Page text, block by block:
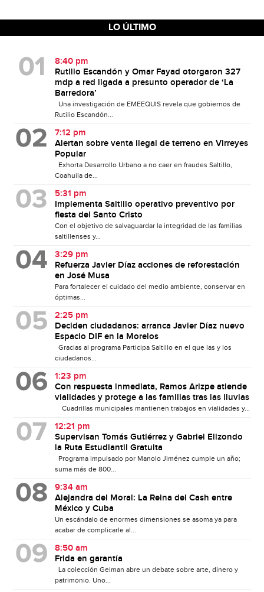
LO ÚLTIMO
8:40 pm
Rutilio Escandón y Omar Fayad otorgaron 327
mdp a red ligada a presunto operador de ‘La
Barredora’
Una investigación de EMEEQUIS revela que gobiernos de
Rutilio Escandón...
7:12 pm
Alertan sobre venta ilegal de terreno en Virreyes
Popular
Exhorta Desarrollo Urbano a no caer en fraudes Saltillo,
Coahuila de...
5:31 pm
Implementa Saltillo operativo preventivo por
fiesta del Santo Cristo
Con el objetivo de salvaguardar la integridad de las familias
saltillenses y...
3:29 pm
Refuerza Javier Díaz acciones de reforestación
en José Musa
Para fortalecer el cuidado del medio ambiente, conservar en
óptimas...
2:25 pm
Deciden ciudadanos: arranca Javier Díaz nuevo
Espacio DIF en la Morelos
Gracias al programa Participa Saltillo en el que las y los
ciudadanos...
1:23 pm
Con respuesta inmediata, Ramos Arizpe atiende
vialidades y protege a las familias tras las lluvias
Cuadrillas municipales mantienen trabajos en vialidades y...
12:21 pm
Supervisan Tomás Gutiérrez y Gabriel Elizondo
la Ruta Estudiantil Gratuita
Programa impulsado por Manolo Jiménez cumple un año;
suma más de 800...
9:34 am
Alejandra del Moral: La Reina del Cash entre
México y Cuba
Un escándalo de enormes dimensiones se asoma ya para
acabar de complicarle al...
8:50 am
Frida en garantía
La colección Gelman abre un debate sobre arte, dinero y
patrimonio. Uno...